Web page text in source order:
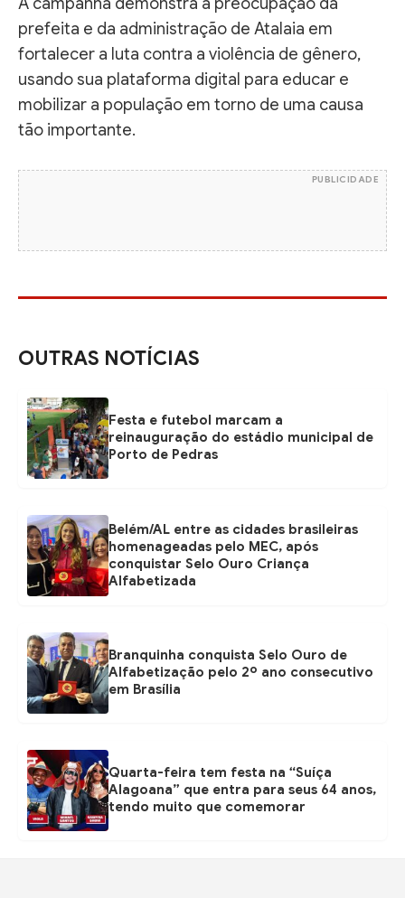
prefeita e da administração de Atalaia em
fortalecer a luta contra a violência de gênero,
usando sua plataforma digital para educar e
mobilizar a população em torno de uma causa
tão importante.
PUBLICIDADE
OUTRAS NOTÍCIAS
Festa e futebol marcam a
reinauguração do estádio municipal de
Porto de Pedras
Belém/AL entre as cidades brasileiras
homenageadas pelo MEC, após
conquistar Selo Ouro Criança
Alfabetizada
Branquinha conquista Selo Ouro de
Alfabetização pelo 2º ano consecutivo
em Brasília
Quarta-feira tem festa na “Suíça
Alagoana” que entra para seus 64 anos,
tendo muito que comemorar